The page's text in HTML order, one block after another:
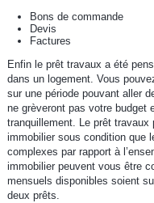
Bons de commande
Devis
Factures
Enfin le prêt travaux a été
dans un logement. Vous
sur une période pouvant aller
ne grèveront pas votre budget
tranquillement. Le prêt
immobilier sous condition que
complexes par rapport à
immobilier peuvent vous être
mensuels disponibles soient
deux prêts.